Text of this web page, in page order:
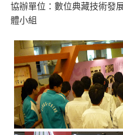
協辦單位：數位典藏技術發
體小組